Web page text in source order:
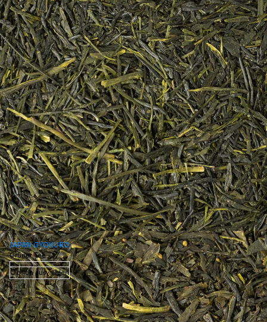
JAPAN GYOKURO
Grüner Tee
Option auswählen